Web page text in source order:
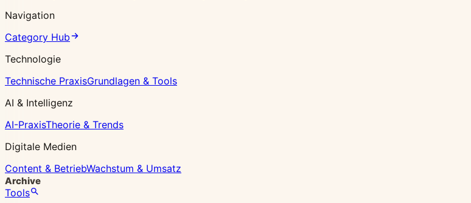
Navigation
Category Hub
Technologie
Technische PraxisGrundlagen & Tools
AI & Intelligenz
AI-PraxisTheorie & Trends
Digitale Medien
Content & BetriebWachstum & Umsatz
Archive
Tools